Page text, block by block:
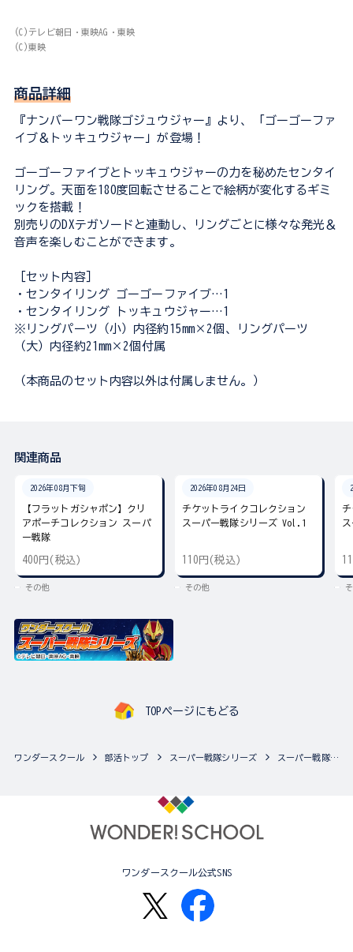
(C)テレビ朝日・東映AG・東映
(C)東映
商品詳細
『ナンバーワン戦隊ゴジュウジャー』より、「ゴーゴーファ
イブ＆トッキュウジャー」が登場！
ゴーゴーファイブとトッキュウジャーの力を秘めたセンタイ
リング。天面を180度回転させることで絵柄が変化するギミ
ックを搭載！
別売りのDXテガソードと連動し、リングごとに様々な発光＆
音声を楽しむことができます。
［セット内容］
・センタイリング ゴーゴーファイブ…1
・センタイリング トッキュウジャー…1
※リングパーツ（小）内径約15mm×2個、リングパーツ
（大）内径約21mm×2個付属
（本商品のセット内容以外は付属しません。）
関連商品
2026年08月下旬
【フラットガシャポン】クリ
アポーチコレクション スーパ
ー戦隊
400円(税込)
その他
2026年08月24日
チケットライクコレクション
スーパー戦隊シリーズ Vol.1
110円(税込)
その他
TOPページにもどる
ワンダースクール 部活トップ スーパー戦隊シリーズ スーパー戦隊シリーズの最新商品一覧
ワンダースクール公式SNS